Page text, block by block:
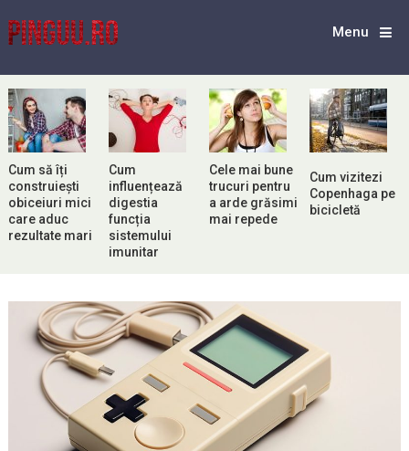
Menu
Cum să îți
construiești
obiceiuri mici
care aduc
rezultate mari
Cum
influențează
digestia
funcția
sistemului
imunitar
Cele mai bune
trucuri pentru
a arde grăsimi
mai repede
Cum vizitezi
Copenhaga pe
bicicletă